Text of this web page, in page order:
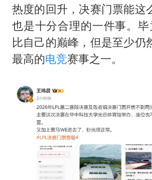
热度的回升，决赛门票能这
也是十分合理的一件事。毕
比自己的巅峰，但是至少仍
最高的电竞赛事之一。